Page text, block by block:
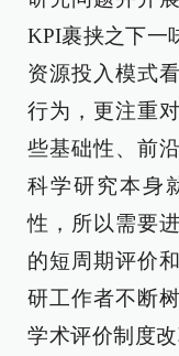
KPI裹挟之下一
资源投入模式
行为，更注重
些基础性、前
科学研究本身
性，所以需要
的短周期评价
研工作者不断
学术评价制度